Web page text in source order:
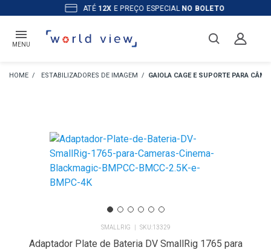
ATÉ12X E PREÇO ESPECIALNO BOLETO
MENU
ESTABILIZADORES DE IMAGEM GAIOLA CAGE E SUPORTE PARA
SMALLRIG 13329
Adaptador Plate de Bateria DV SmallRig 1765 para